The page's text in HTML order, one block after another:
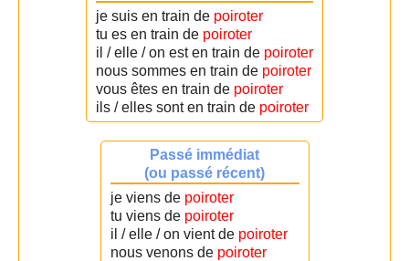
je suis en train de poiroter
tu es en train de poiroter
il / elle / on est en train de poiroter
nous sommes en train de poiroter
vous êtes en train de poiroter
ils / elles sont en train de poiroter
Passé immédiat
(ou passé récent)
je viens de poiroter
tu viens de poiroter
il / elle / on vient de poiroter
nous venons de poiroter